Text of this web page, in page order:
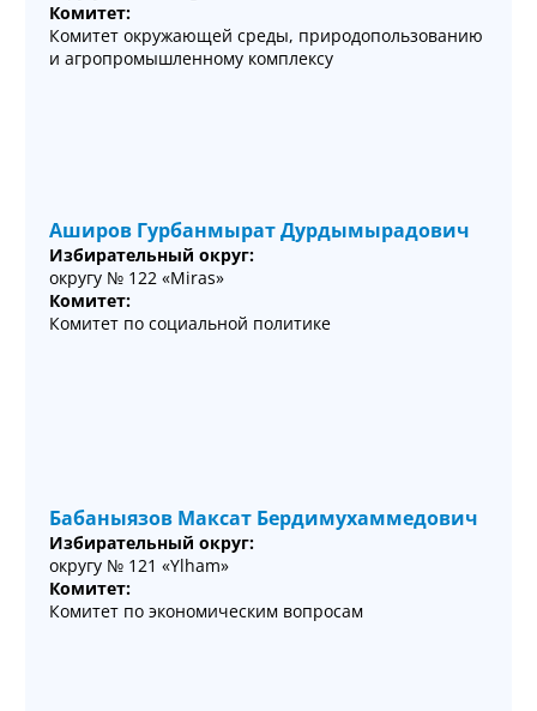
Комитет:
Комитет окружающей среды, природопользованию
и агропромышленному комплексу
Аширов Гурбанмырат Дурдымырадович
Избирательный округ:
округу № 122 «Miras»
Комитет:
Комитет по социальной политике
Бабаныязов Максат Бердимухаммедович
Избирательный округ:
округу № 121 «Ylham»
Комитет:
Комитет по экономическим вопросам